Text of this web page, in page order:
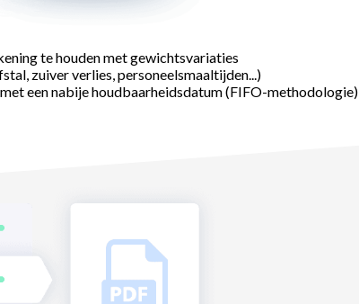
te houden met gewichtsvariaties
zuiver verlies, personeelsmaaltijden...)
een nabije houdbaarheidsdatum (FIFO-methodologie)